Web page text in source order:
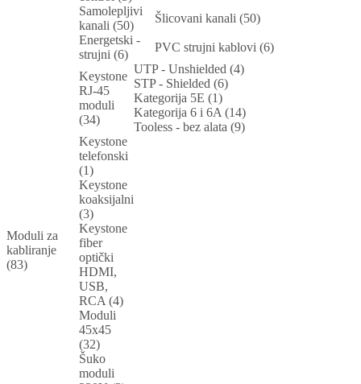
Samolepljivi
kanali (50)
Šlicovani kanali (50)
Energetski -
strujni (6)
PVC strujni kablovi (6)
Moduli za
kabliranje
(83)
Keystone
RJ-45
moduli
(34)
UTP - Unshielded (4)
STP - Shielded (6)
Kategorija 5E (1)
Kategorija 6 i 6A (14)
Tooless - bez alata (9)
Keystone
telefonski
(1)
Keystone
koaksijalni
(3)
Keystone
fiber
optički
HDMI,
USB,
RCA (4)
Moduli
45x45
(32)
Šuko
moduli